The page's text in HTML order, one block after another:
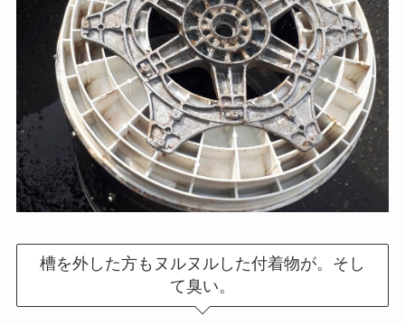
槽を外した方もヌルヌルした付着物が。そし
て臭い。